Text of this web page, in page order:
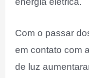
Com o passar
em contato com
de luz